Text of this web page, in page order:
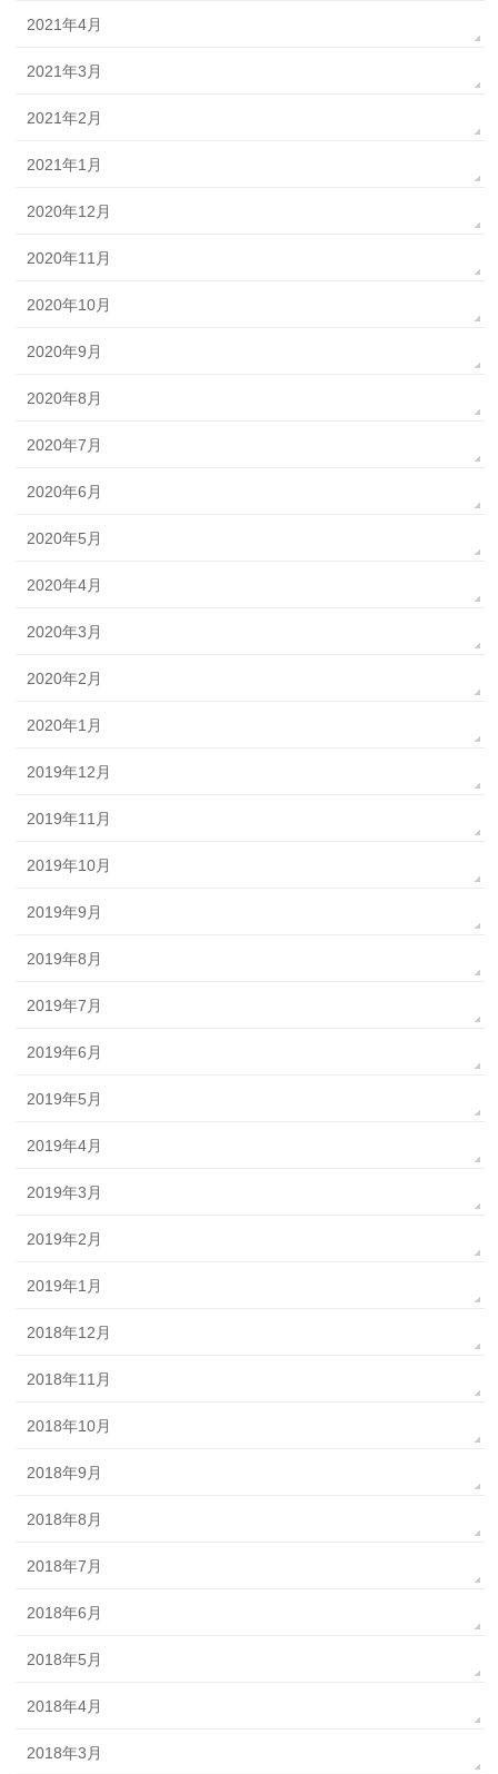
2021年4月
2021年3月
2021年2月
2021年1月
2020年12月
2020年11月
2020年10月
2020年9月
2020年8月
2020年7月
2020年6月
2020年5月
2020年4月
2020年3月
2020年2月
2020年1月
2019年12月
2019年11月
2019年10月
2019年9月
2019年8月
2019年7月
2019年6月
2019年5月
2019年4月
2019年3月
2019年2月
2019年1月
2018年12月
2018年11月
2018年10月
2018年9月
2018年8月
2018年7月
2018年6月
2018年5月
2018年4月
2018年3月